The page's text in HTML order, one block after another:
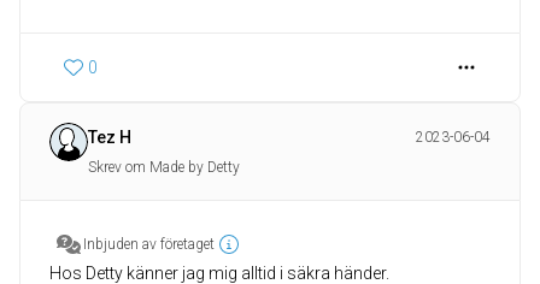
0
Tez H
2023-06-04
Skrev om Made by Detty
Inbjuden av företaget
Hos Detty känner jag mig alltid i säkra händer.